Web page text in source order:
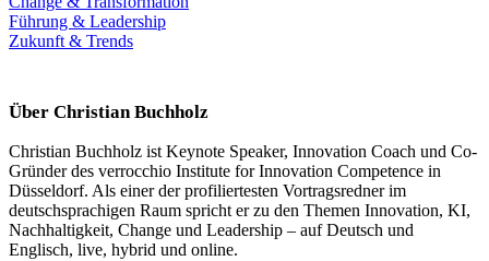
Führung & Leadership
Zukunft & Trends
Über Christian Buchholz
Christian Buchholz ist Keynote Speaker, Innovation Coach und Co-
Gründer des verrocchio Institute for Innovation Competence in
Düsseldorf. Als einer der profiliertesten Vortragsredner im
deutschsprachigen Raum spricht er zu den Themen Innovation, KI,
Nachhaltigkeit, Change und Leadership – auf Deutsch und
Englisch, live, hybrid und online.